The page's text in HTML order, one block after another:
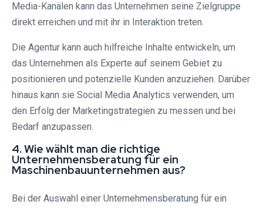
Media-Kanälen kann das Unternehmen seine Zielgruppe
direkt erreichen und mit ihr in Interaktion treten.
Die Agentur kann auch hilfreiche Inhalte entwickeln, um
das Unternehmen als Experte auf seinem Gebiet zu
positionieren und potenzielle Kunden anzuziehen. Darüber
hinaus kann sie Social Media Analytics verwenden, um
den Erfolg der Marketingstrategien zu messen und bei
Bedarf anzupassen.
4. Wie wählt man die richtige
Unternehmensberatung für ein
Maschinenbauunternehmen aus?
Bei der Auswahl einer Unternehmensberatung für ein